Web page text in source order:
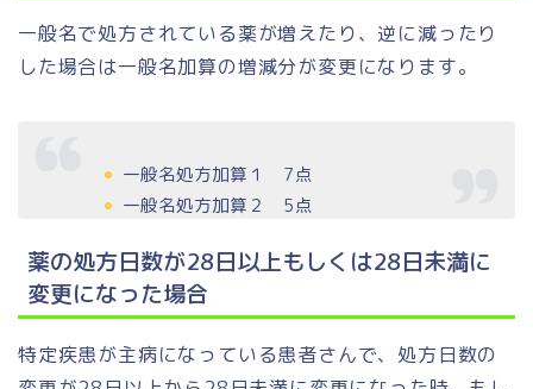
一般名で処方されている薬が増えたり、逆に減ったり
した場合は一般名加算の増減分が変更になります。
一般名処方加算１ 7点
一般名処方加算２ 5点
薬の処方日数が28日以上もしくは28日未満に
変更になった場合
特定疾患が主病になっている患者さんで、処方日数の